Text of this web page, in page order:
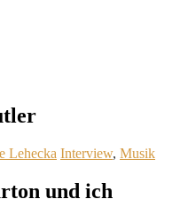
Lehecka Interview, Musik
und ich